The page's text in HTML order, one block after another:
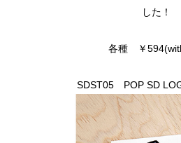
した！
各種 ￥594
SDST05 POP SD